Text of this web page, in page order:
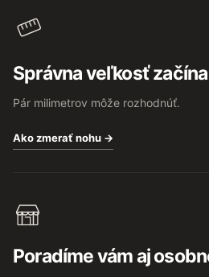
Správna veľkosť
Pár milimetrov môže rozhodnúť.
Ako zmerať nohu →
Poradíme vám aj